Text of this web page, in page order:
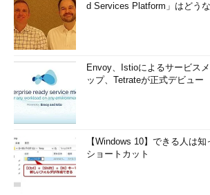
d Services Platform」はどう
Envoy、Istioによるサービス
ップ、Tetrateが正式デビュー
【Windows 10】できる人は
ショートカット